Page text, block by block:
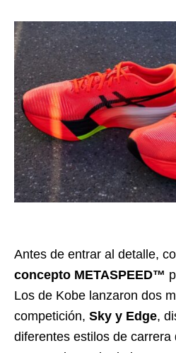
Antes de entrar al detalle,
concepto METASPEED™
Los de Kobe lanzaron dos
competición, Sky y Edge,
diferentes estilos de